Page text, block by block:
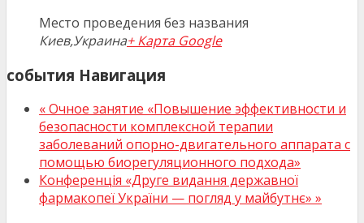
Место проведения без названия
Киев,Украина+ Карта Google
события Навигация
«Очное занятие «Повышение эффективности и
безопасности комплексной терапии
заболеваний опорно-двигательного аппарата с
помощью биорегуляционного подхода»
Конференція «Друге видання державної
фармакопеї України — погляд у майбутнє» »